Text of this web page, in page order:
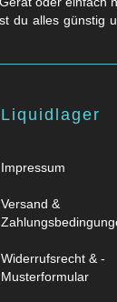
du alles günstig
Liquidlager
Impressum
Versand &
Widerrufsrecht & -
Musterformular